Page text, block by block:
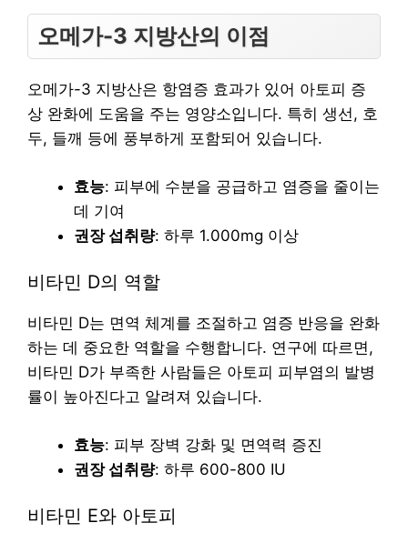
오메가-3 지방산의 이점
오메가-3 지방산은 항염증 효과가 있어 아토피 증
상 완화에 도움을 주는 영양소입니다. 특히 생선, 호
두, 들깨 등에 풍부하게 포함되어 있습니다.
효능: 피부에 수분을 공급하고 염증을 줄이는
데 기여
권장 섭취량: 하루 1.000mg 이상
비타민 D의 역할
비타민 D는 면역 체계를 조절하고 염증 반응을 완화
하는 데 중요한 역할을 수행합니다. 연구에 따르면,
비타민 D가 부족한 사람들은 아토피 피부염의 발병
률이 높아진다고 알려져 있습니다.
효능: 피부 장벽 강화 및 면역력 증진
권장 섭취량: 하루 600-800 IU
비타민 E와 아토피